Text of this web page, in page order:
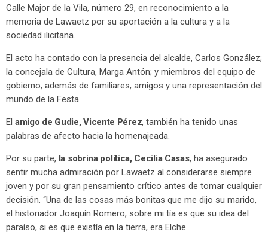
Calle Major de la Vila, número 29, en reconocimiento a la
memoria de Lawaetz por su aportación a la cultura y a la
sociedad ilicitana.
El acto ha contado con la presencia del alcalde, Carlos González;
la concejala de Cultura, Marga Antón; y miembros del equipo de
gobierno, además de familiares, amigos y una representación del
mundo de la Festa.
El amigo de Gudie, Vicente Pérez, también ha tenido unas
palabras de afecto hacia la homenajeada.
Por su parte, la sobrina política, Cecilia Casas, ha asegurado
sentir mucha admiración por Lawaetz al considerarse siempre
joven y por su gran pensamiento crítico antes de tomar cualquier
decisión. “Una de las cosas más bonitas que me dijo su marido,
el historiador Joaquín Romero, sobre mi tía es que su idea del
paraíso, si es que existía en la tierra, era Elche.